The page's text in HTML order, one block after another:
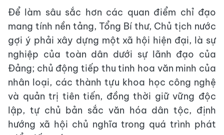
Để làm sâu sắc hơn các quan điểm chỉ đạo
mang tính nền tảng, Tổng Bí thư, Chủ tịch nước
gợi ý phải xây dựng một xã hội hiện đại, là sự
nghiệp của toàn dân dưới sự lãnh đạo của
Đảng; chủ động tiếp thu tinh hoa văn minh của
nhân loại, các thành tựu khoa học công nghệ
và quản trị tiên tiến, đồng thời giữ vững độc
lập, tự chủ bản sắc văn hóa dân tộc, định
hướng xã hội chủ nghĩa trong quá trình phát